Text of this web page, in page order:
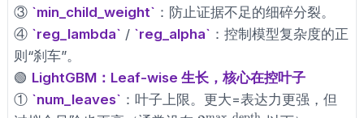
③ `min_child_weight` ：防止证据不足的细碎分裂。
④ `reg_lambda` / `reg_alpha` ：控制模型复杂度的正
则“刹车”。
🟢 LightGBM：Leaf-wise 生长，核心在控叶子
① `num_leaves` ：叶子上限。更大=表达力更强，但